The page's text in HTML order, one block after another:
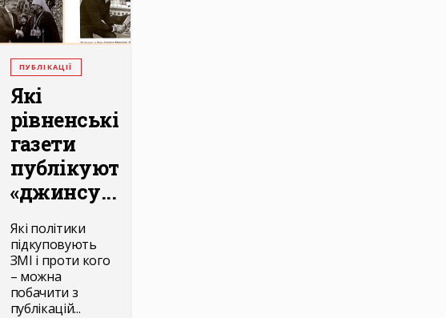
ПУБЛІКАЦІЇ
Які
рівненські
газети
публікують
«джинсу...
Які політики
підкуповують
ЗМІ і проти кого
– можна
побачити з
публікацій...